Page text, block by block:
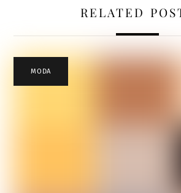
RELATED
MODA